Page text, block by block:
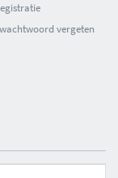
vergeten